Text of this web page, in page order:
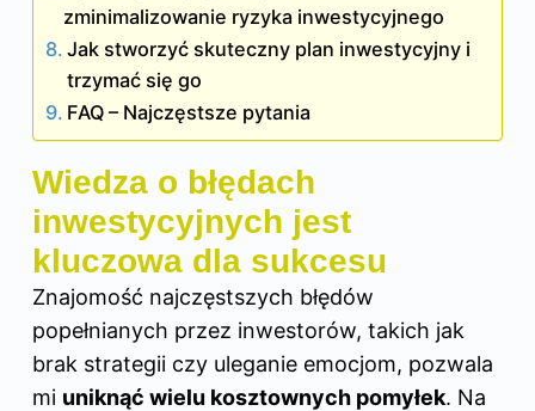
zminimalizowanie ryzyka inwestycyjnego
Jak stworzyć skuteczny plan inwestycyjny i
trzymać się go
FAQ – Najczęstsze pytania
Wiedza o błędach
inwestycyjnych jest
kluczowa dla sukcesu
Znajomość najczęstszych błędów
popełnianych przez inwestorów, takich jak
brak strategii czy uleganie emocjom, pozwala
mi uniknąć wielu kosztownych pomyłek. Na